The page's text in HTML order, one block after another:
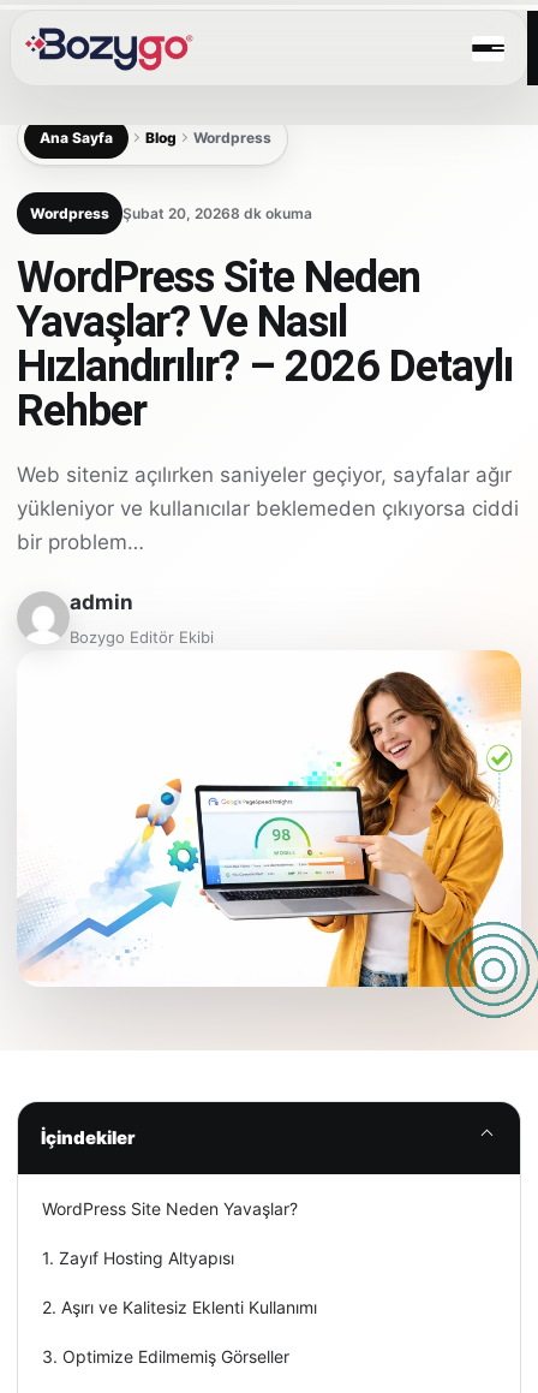
Ana Sayfa Blog Wordpress
Wordpress Şubat 20, 20268 dk okuma
WordPress Site Neden
Yavaşlar? Ve Nasıl
Hızlandırılır? – 2026 Detaylı
Rehber
Web siteniz açılırken saniyeler geçiyor, sayfalar ağır
yükleniyor ve kullanıcılar beklemeden çıkıyorsa ciddi
bir problem…
admin
Bozygo Editör Ekibi
İçindekiler
WordPress Site Neden Yavaşlar?
1. Zayıf Hosting Altyapısı
2. Aşırı ve Kalitesiz Eklenti Kullanımı
3. Optimize Edilmemiş Görseller